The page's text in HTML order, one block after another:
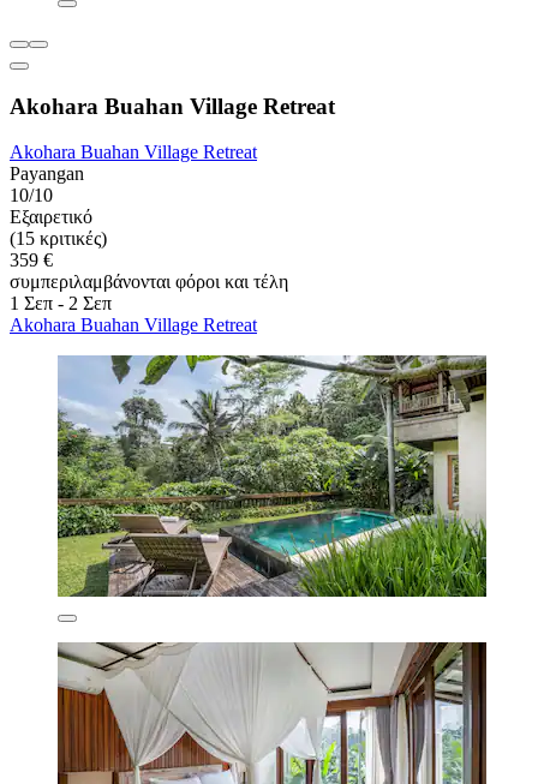
Akohara Buahan Village Retreat
Akohara Buahan Village Retreat
Payangan
10/10
Εξαιρετικό
(15 κριτικές)
359 €
συμπεριλαμβάνονται φόροι και τέλη
1 Σεπ - 2 Σεπ
Akohara Buahan Village Retreat